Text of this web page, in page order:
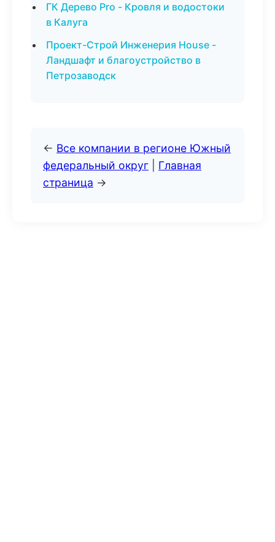
ГК Дерево Pro - Кровля и водостоки
в Калуга
Проект-Строй Инженерия House -
Ландшафт и благоустройство в
Петрозаводск
← Все компании в регионе Южный
федеральный округ
Главная
страница →